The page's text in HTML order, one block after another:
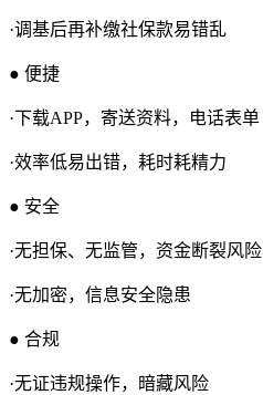
·调基后再补缴社保款易错乱
● 便捷
·下载APP，寄送资料，电话表单
·效率低易出错，耗时耗精力
● 安全
·无担保、无监管，资金断裂风险
·无加密，信息安全隐患
● 合规
·无证违规操作，暗藏风险